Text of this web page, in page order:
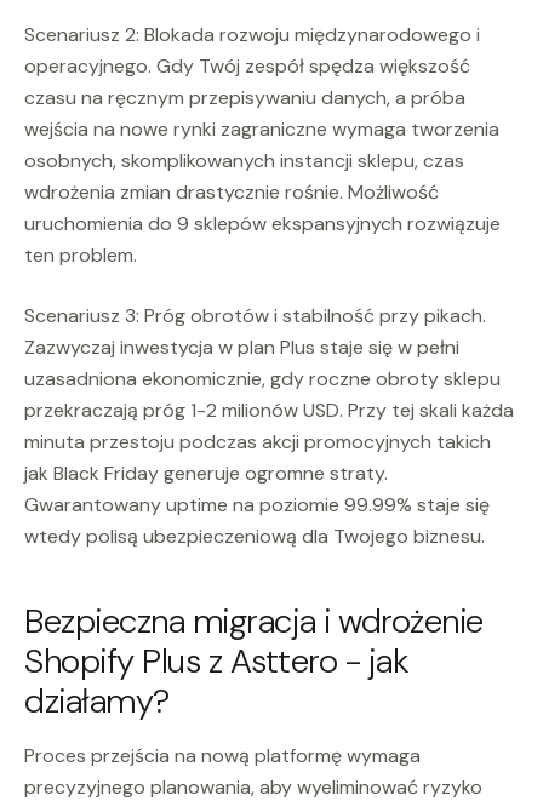
Scenariusz 2: Blokada rozwoju międzynarodowego i
operacyjnego. Gdy Twój zespół spędza większość
czasu na ręcznym przepisywaniu danych, a próba
wejścia na nowe rynki zagraniczne wymaga tworzenia
osobnych, skomplikowanych instancji sklepu, czas
wdrożenia zmian drastycznie rośnie. Możliwość
uruchomienia do 9 sklepów ekspansyjnych rozwiązuje
ten problem.
Scenariusz 3: Próg obrotów i stabilność przy pikach.
Zazwyczaj inwestycja w plan Plus staje się w pełni
uzasadniona ekonomicznie, gdy roczne obroty sklepu
przekraczają próg 1-2 milionów USD. Przy tej skali każda
minuta przestoju podczas akcji promocyjnych takich
jak Black Friday generuje ogromne straty.
Gwarantowany uptime na poziomie 99.99% staje się
wtedy polisą ubezpieczeniową dla Twojego biznesu.
Bezpieczna migracja i wdrożenie
Shopify Plus z Asttero - jak
działamy?
Proces przejścia na nową platformę wymaga
precyzyjnego planowania, aby wyeliminować ryzyko